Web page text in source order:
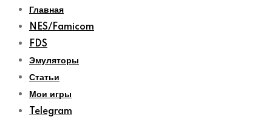
Главная
NES/Famicom
FDS
Эмуляторы
Статьи
Мои игры
Telegram